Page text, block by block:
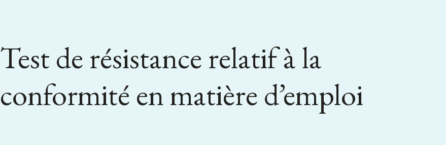
Test de résistance relatif à la
conformité en matière d’emploi